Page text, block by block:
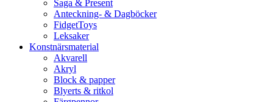
Saga & Present
Anteckning- & Dagböcker
FidgetToys
Leksaker
Konstnärsmaterial
Akvarell
Akryl
Block & papper
Blyerts & ritkol